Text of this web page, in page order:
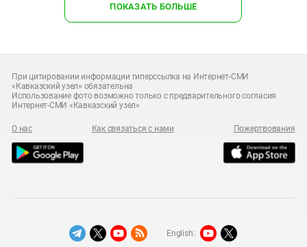
ПОКАЗАТЬ БОЛЬШЕ
При цитировании информации гиперссылка на Интернет-СМИ
«Кавказский узел» обязательна
Использование фото возможно только с предварительного согласия
Интернет-СМИ «Кавказский узел»
О нас Как связаться с нами Пожертвования
English: